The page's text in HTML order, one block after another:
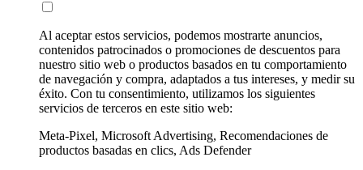
Al aceptar estos servicios, podemos mostrarte anuncios,
contenidos patrocinados o promociones de descuentos para
nuestro sitio web o productos basados en tu comportamiento
de navegación y compra, adaptados a tus intereses, y medir su
éxito. Con tu consentimiento, utilizamos los siguientes
servicios de terceros en este sitio web:
Meta-Pixel, Microsoft Advertising, Recomendaciones de
productos basadas en clics, Ads Defender